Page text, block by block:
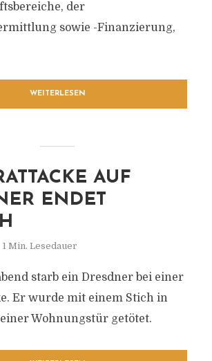
der
sowie -Finanzierung,
WEITERLESEN
AUF
ENDET
1 Min. Lesedauer
starb ein Dresdner bei einer
Er wurde mit einem Stich in
Wohnungstür getötet.